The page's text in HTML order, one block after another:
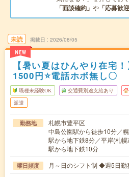
「面談確約」 や 「応募歓
未読
NEW
掲載日 2026/08/05
【暑い夏はひんやり在宅
1500円⭐電話ホボ無し〇
職種未経験OK 交通費別途支給あり
派遣
勤務地
札幌市豊平区
中島公園駅から徒歩10分／
駅から地下鉄8分／平岸(札
駅から地下鉄10分
曜日頻度 月～日のシフト制 ◆週5日勤